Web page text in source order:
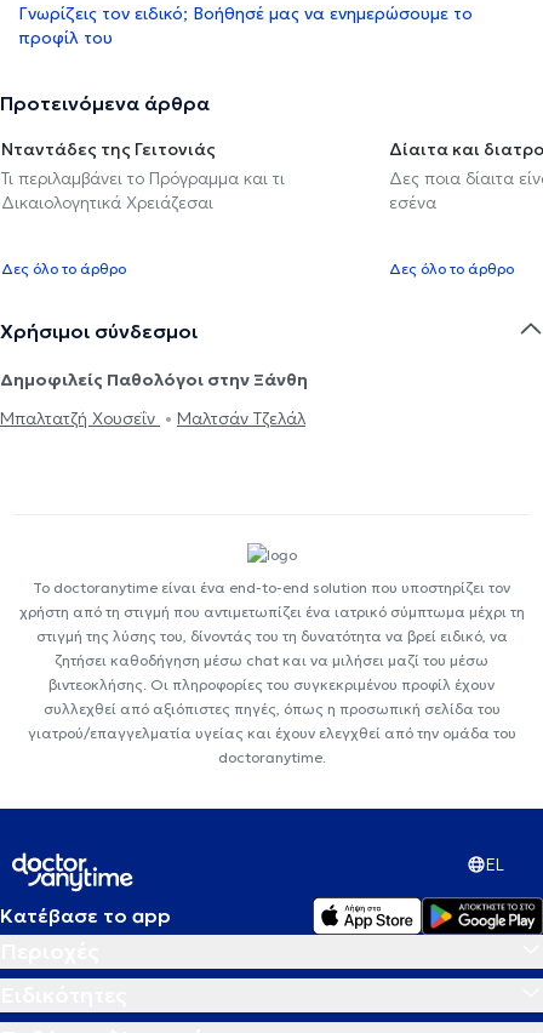
Γνωρίζεις τον ειδικό; Βοήθησέ μας να ενημερώσουμε το
προφίλ του
Προτεινόμενα άρθρα
Νταντάδες της Γειτονιάς
Τι περιλαμβάνει το Πρόγραμμα και τι
Δικαιολογητικά Χρειάζεσαι
Δες όλο το άρθρο
Δίαιτα και
Δες ποια δίαιτα
εσένα
Δες όλο το άρθρο
Χρήσιμοι σύνδεσμοι
Δημοφιλείς Παθολόγοι στην Ξάνθη
Μπαλτατζή Χουσεΐν
Μαλτσάν Τζελάλ
Το doctoranytime είναι ένα end-to-end solution που υποστηρίζει τον
χρήστη από τη στιγμή που αντιμετωπίζει ένα ιατρικό σύμπτωμα μέχρι τη
στιγμή της λύσης του, δίνοντάς του τη δυνατότητα να βρεί ειδικό, να
ζητήσει καθοδήγηση μέσω chat και να μιλήσει μαζί του μέσω
βιντεοκλήσης. Οι πληροφορίες του συγκεκριμένου προφίλ έχουν
συλλεχθεί από αξιόπιστες πηγές, όπως η προσωπική σελίδα του
γιατρού/επαγγελματία υγείας και έχουν ελεγχθεί από την ομάδα του
doctoranytime.
EL
Κατέβασε το app